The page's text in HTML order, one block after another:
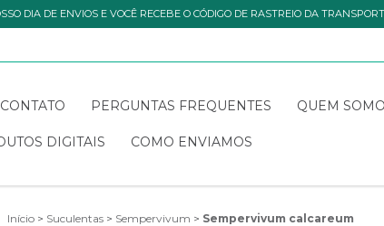
DIA DE ENVIOS E VOCÊ RECEBE O CÓDIGO DE RASTREIO DA
CONTATO PERGUNTAS FREQUENTES QUEM
DIGITAIS COMO ENVIAMOS
Início > Suculentas > Sempervivum > Sempervivum calcareum